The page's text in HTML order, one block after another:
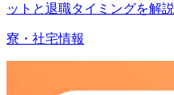
ットと退職タイミングを解説
寮・社宅情報